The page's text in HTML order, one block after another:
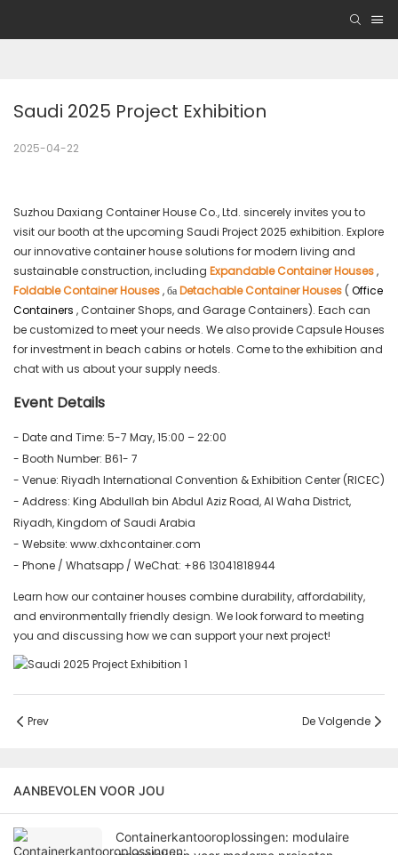
Saudi 2025 Project Exhibition
2025-04-22
Suzhou Daxiang Container House Co., Ltd. sincerely invites you to
visit our booth at the upcoming Saudi Project 2025 exhibition. Explore
our innovative container house solutions for modern living and
sustainable construction, including Expandable Container Houses,
Foldable Container Houses, баDetachable Container Houses ( Office
Containers , Container Shops, and Garage Containers). Each can
be customized to meet your needs. We also provide Capsule Houses
for investment in beach cabins or hotels. Come to the exhibition and
chat with us about your supply needs.
Event Details
- Date and Time: 5-7 May, 15:00 – 22:00
- Booth Number: B61- 7
- Venue: Riyadh International Convention & Exhibition Center (RICEC)
- Address: King Abdullah bin Abdul Aziz Road, Al Waha District,
Riyadh, Kingdom of Saudi Arabia
- Website: www.dxhcontainer.com
- Phone / Whatsapp / WeChat: +86 13041818944
Learn how our container houses combine durability, affordability,
and environmentally friendly design. We look forward to meeting
you and discussing how we can support your next project!
Prev De Volgende
AANBEVOLEN VOOR JOU
Containerkantooroplossingen: modulaire